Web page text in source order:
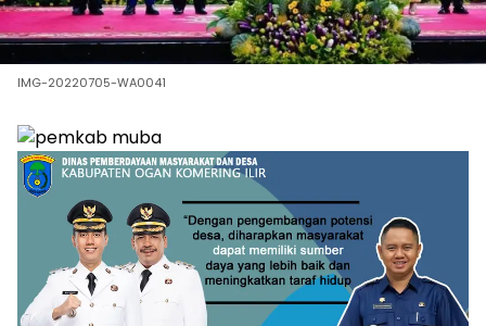
IMG-20220705-WA0041